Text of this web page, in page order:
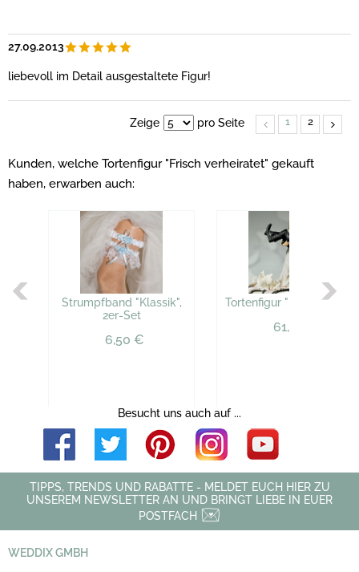
27.09.2013
liebevoll im Detail ausgestaltete Figur!
Zeige pro Seite 1 2
Kunden, welche Tortenfigur "Frisch verheiratet" gekauft
haben, erwarben auch:
Strumpfband "Klassik",
2er-Set
6,50 €
Tortenfigur "Powerbraut"
61,50 €
Besucht uns auch auf ...
TIPPS, TRENDS UND RABATTE - MELDET EUCH HIER ZU
UNSEREM NEWSLETTER AN UND BRINGT LIEBE IN EUER
POSTFACH
WEDDIX GMBH